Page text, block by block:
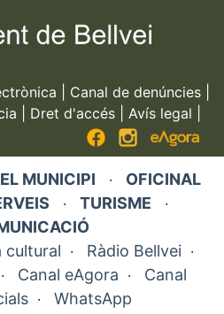
Canal de denúncies
Dret d'accés Avís legal
EL MUNICIPI · OFICINAL
· TURISME ·
cultural · Ràdio Bellvei ·
· Canal eAgora · Canal
· WhatsApp